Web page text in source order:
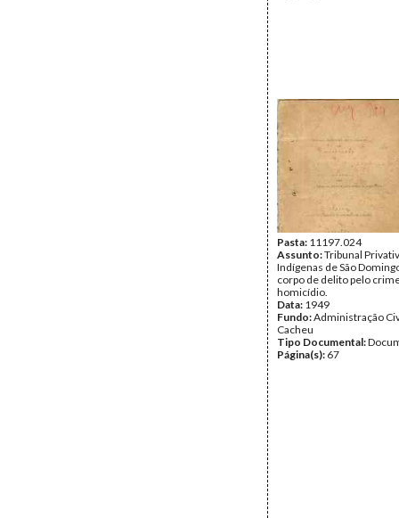
Pasta: 11197.024
Assunto:Tribunal
Indígenas de São
corpo de delito pelo
homicídio.
Data: 1949
Fundo:Administração
Cacheu
Tipo Documental:
Página(s): 67